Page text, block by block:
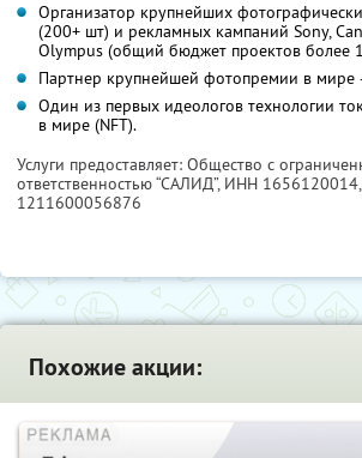
Организатор крупнейших
(200+ шт) и рекламных кампаний Sony,
Olympus (общий бюджет проектов более
Партнер крупнейшей фотопремии в мире
Один из первых идеологов технологии
в мире (NFT).
Услуги предоставляет: Общество с
ответственностью “САЛИД”, ИНН 1656120014
1211600056876
Похожие акции: